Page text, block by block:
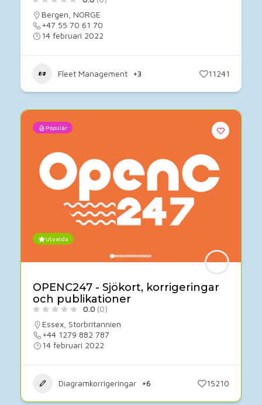
Bergen NORGE
+47 55 70 61 70
14 februari 2022
Fleet Management +3 11241
Populär
Utvalda
OPENC247 - Sjökort, korrigeringar
och publikationer
0.0 (0)
Essex Storbritannien
+44 1279 882 787
14 februari 2022
Diagramkorrigeringar +6 15210